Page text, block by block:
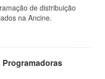
de distribuição
na Ancine.
Programadoras